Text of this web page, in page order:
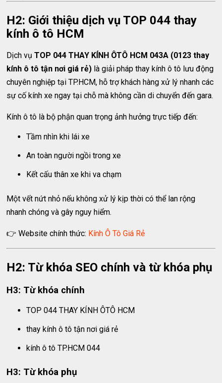
H2: Giới thiệu dịch vụ TOP 044 thay
kính ô tô HCM
Dịch vụTOP 044 THAY KÍNH ÔTÔ HCM 043A (0123 thay
kính ô tô tận nơi giá rẻ) là giải pháp thay kính ô tô lưu động
chuyên nghiệp tại TP.HCM, hỗ trợ khách hàng xử lý nhanh các
sự cố kính xe ngay tại chỗ mà không cần di chuyển đến gara.
Kính ô tô là bộ phận quan trọng ảnh hưởng trực tiếp đến:
Tầm nhìn khi lái xe
An toàn người ngồi trong xe
Kết cấu thân xe khi va chạm
Một vết nứt nhỏ nếu không xử lý kịp thời có thể lan rộng
nhanh chóng và gây nguy hiểm.
👉 Website chính thức: Kính Ô Tô Giá Rẻ
H2: Từ khóa SEO chính và từ khóa phụ
H3: Từ khóa chính
TOP 044 THAY KÍNH ÔTÔ HCM
thay kính ô tô tận nơi giá rẻ
kính ô tô TP.HCM 044
H3: Từ khóa phụ